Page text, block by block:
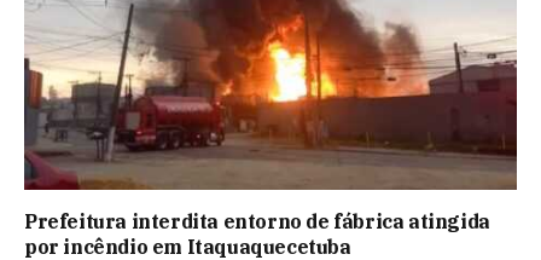
Prefeitura interdita entorno de fábrica atingida
por incêndio em Itaquaquecetuba